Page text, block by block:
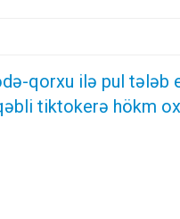
qorxu ilə pul tələb
tiktokerə hökm